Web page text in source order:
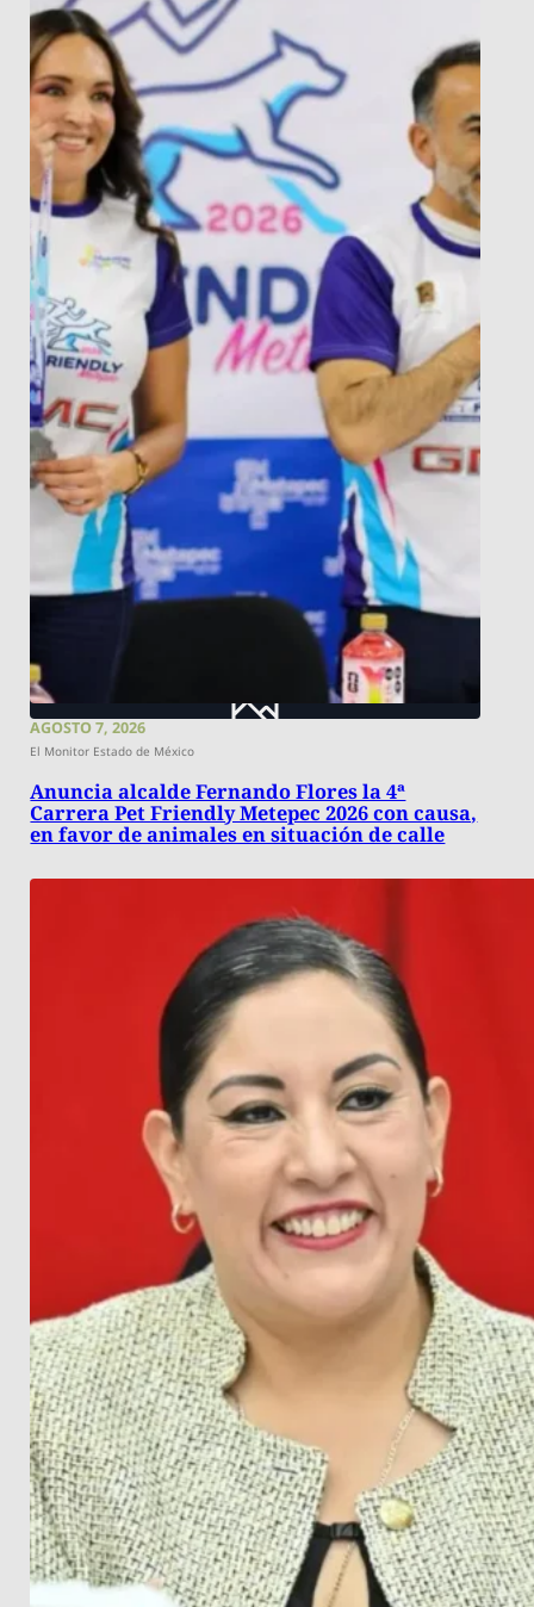
AGOSTO 7, 2026
El Monitor Estado de México
Anuncia alcalde Fernando Flores la 4ª
Carrera Pet Friendly Metepec 2026 con causa,
en favor de animales en situación de calle